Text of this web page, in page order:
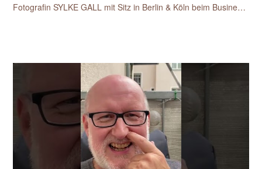
Fotografin SYLKE GALL mit Sitz in Berlin & Köln beim Businessfotos-Workshop für Unternehmerinnen